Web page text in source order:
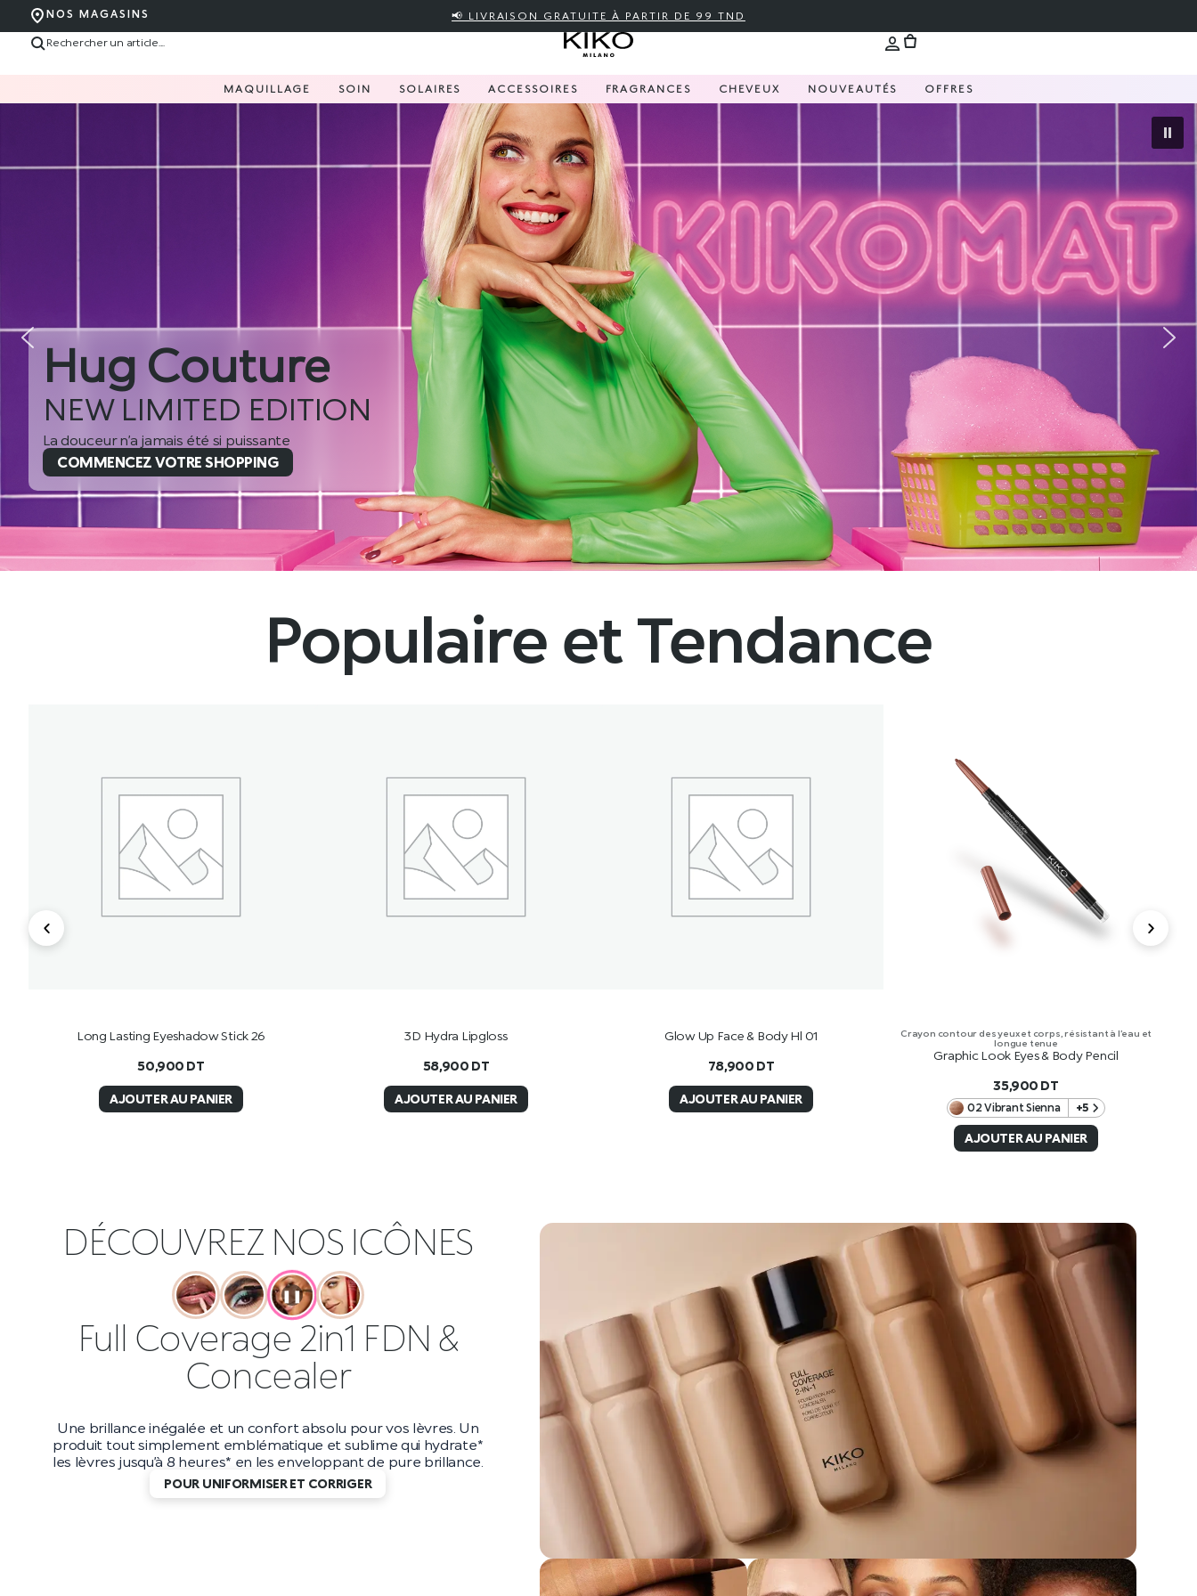
NOS MAGASINS 📢 LIVRAISON GRATUITE À PARTIR DE 99 TND
MAQUILLAGE SOIN SOLAIRES ACCESSOIRES FRAGRANCES CHEVEUX NOUVEAUTÉS OFFRES
Hug Couture
NEW LIMITED EDITION
La douceur n’a jamais été si puissante
COMMENCEZ VOTRE SHOPPING
Populaire et Tendance
Long Lasting Eyeshadow Stick 26
50,900 DT
AJOUTER AU PANIER
3D Hydra Lipgloss
58,900 DT
AJOUTER AU PANIER
Glow Up Face & Body Hl 01
78,900 DT
AJOUTER AU PANIER
Crayon contour des yeux et corps, résistant à l’eau et
longue tenue
Graphic Look Eyes & Body Pencil
35,900 DT
02 Vibrant Sienna +5
AJOUTER AU PANIER
DÉCOUVREZ NOS ICÔNES
❚❚
Full Coverage 2in1 FDN &
Concealer
Une brillance inégalée et un confort absolu pour vos lèvres. Un
produit tout simplement emblématique et sublime qui hydrate*
les lèvres jusqu’à 8 heures* en les enveloppant de pure brillance.
POUR UNIFORMISER ET CORRIGER